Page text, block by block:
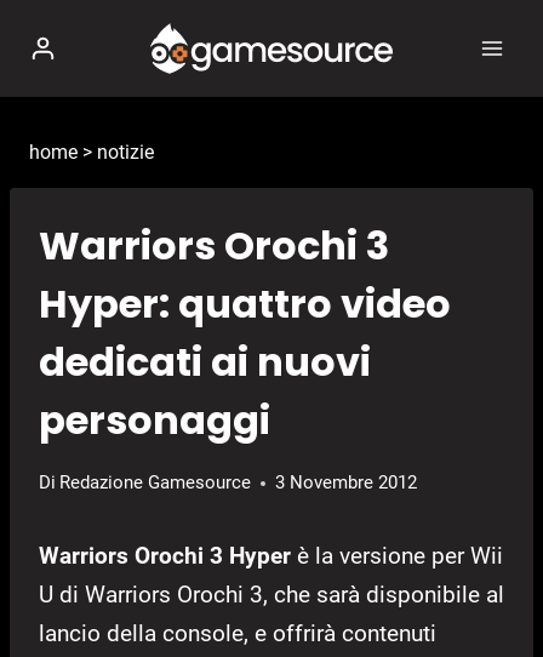
contenuto
home > notizie
Warriors Orochi 3
Hyper: quattro video
dedicati ai nuovi
personaggi
Di Redazione Gamesource 3 Novembre 2012
Warriors Orochi 3 Hyper è la versione per Wii
U di Warriors Orochi 3, che sarà disponibile al
lancio della console, e offrirà contenuti